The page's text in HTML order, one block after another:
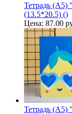
Тетрадь (A5)
(13.5*20.5) ()
Цена: 87.00
Тетрадь (A5)